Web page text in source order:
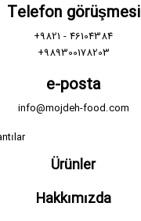
Telefon görüşmesi
+9821 - 46104384
+989300178203
e-posta
info@mojdeh-food.com
Ürünler
Hakkımızda